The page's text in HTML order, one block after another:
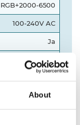
About
RGB+2000-6500
100-240V AC
Ja
Intern/Ekstern
GU10